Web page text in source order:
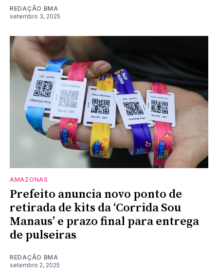
REDAÇÃO BMA
setembro 3, 2025
AMAZONAS
Prefeito anuncia novo ponto de
retirada de kits da ‘Corrida Sou
Manaus’ e prazo final para entrega
de pulseiras
REDAÇÃO BMA
setembro 2, 2025